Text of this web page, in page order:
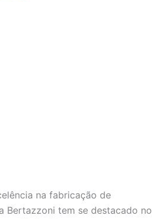
na fabricação de
Bertazzoni tem se destacado no